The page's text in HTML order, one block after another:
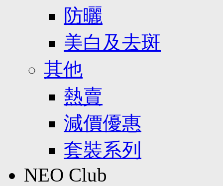
防曬
美白及去斑
其他
熱賣
減價優惠
套裝系列
NEO Club